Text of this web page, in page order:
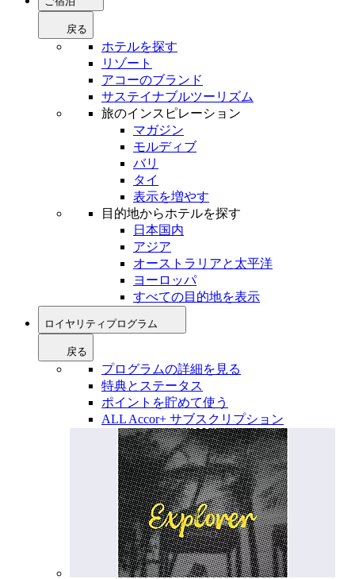
戻る
ホテルを探す
リゾート
アコーのブランド
サステイナブルツーリズム
旅のインスピレーション
マガジン
モルディブ
バリ
タイ
表示を増やす
目的地からホテルを探す
日本国内
アジア
オーストラリアと太平洋
ヨーロッパ
すべての目的地を表示
ロイヤリティプログラム
戻る
プログラムの詳細を見る
特典とステータス
ポイントを貯めて使う
ALL Accor+ サブスクリプション